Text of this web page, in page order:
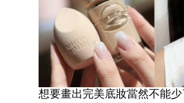
想要畫出完美底妝當然不能